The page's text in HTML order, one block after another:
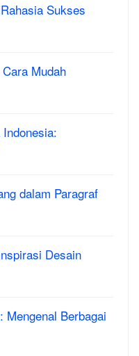
Sukses
Mudah
dalam Paragraf
Desain
Mengenal Berbagai